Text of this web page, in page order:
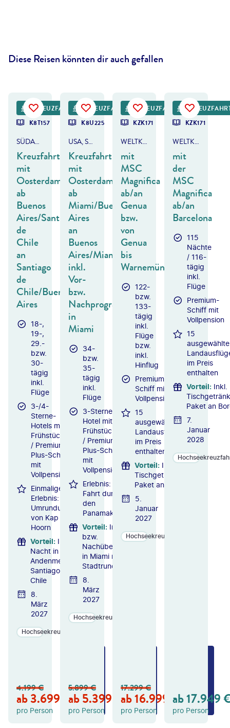
Diese Reisen könnten dir auch gefallen
DEALKREUZFAHRT
K8T157
SÜDAMERIKA
Kreuzfahrt
mit
Oosterdam
ab
Buenos
Aires/Santiago
de
Chile
an
Santiago
de
Chile/Buenos
Aires
18-,
19-,
29.-
bzw.
30-
tägig
inkl.
Flüge
3-/4-
Sterne-
Hotels mit
Frühstück
/ Premium-
Plus-Schiff
mit
Vollpension
Einmaliges
Erlebnis:
Umrundung
von Kap
Hoorn
Vorteil: Inkl. 1
Nacht in der
Andenmetropole
Santiago de
Chile
8.
März
2027
Hochseekreuzfahrten
4.199€
ab3.699 €
pro Person
GE
B
OT
DEALKREUZFAHRT
K8U225
USA, SÜDAMERIKA & PANAMAKANAL
Kreuzfahrt
mit
Oosterdam
ab
Miami/Buenos
Aires
an
Buenos
Aires/Miami
inkl.
Vor-
bzw.
Nachprogramm
in
Miami
34-
bzw.
35-
tägig
inkl.
Flüge
3-Sterne-
Hotel mit
Frühstück
/ Premium-
Plus-Schiff
mit
Vollpension
Erlebnis:
Fahrt durch
den
Panamakanal
Vorteil: Inkl. 1 Vor-
bzw.
Nachübernachtung
in Miami mit
Stadtrundfahrt
8.
März
2027
Hochseekreuzfahrten
5.899€
ab5.399 €
pro Person
GE
B
OT
DEALKREUZFAHRT
KZK171
WELTKREUZFAHRT
mit
MSC
Magnifica
ab/an
Genua
bzw.
von
Genua
bis
Warnemünde
122-
bzw.
133-
tägig
inkl.
Flüge
bzw.
inkl.
Hinflug
Premium-
Schiff mit
Vollpension
15
ausgewählte
Landausflüge
im Preis
enthalten
Vorteil: Inkl.
Tischgetränke-
Paket an Bord
5.
Januar
2027
Hochseekreuzfahrten
17.299€
ab16.999 €
pro Person
B
OT
KZK171
WELTKREUZFAHRT
mit
der
MSC
Magnifica
ab/an
Barcelona
115
Nächte
/ 116-
tägig
inkl.
Flüge
Premium-
Schiff mit
Vollpension
15
ausgewählte
im Preis
enthalten
Vorteil: Inkl.
Paket an
7.
Januar
2028
ab17.949
pro Person